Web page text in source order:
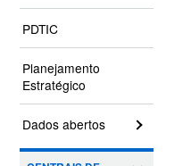
PDTIC
Planejamento
Estratégico
Dados abertos